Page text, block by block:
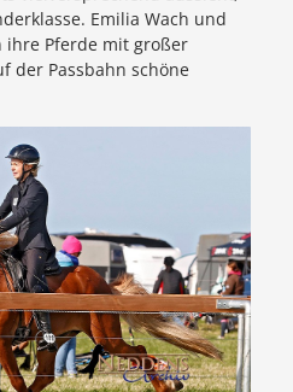
Emilia Wach und
Pferde mit großer
der Passbahn schöne